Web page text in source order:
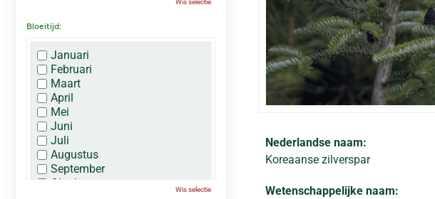
Nederlandse naam:
Koreaanse zilverspar
Wetenschappelijke naam:
Wis selectie
Bloeitijd:
Januari
Februari
Maart
April
Mei
Juni
Juli
Augustus
September
Oktober
Wis selectie